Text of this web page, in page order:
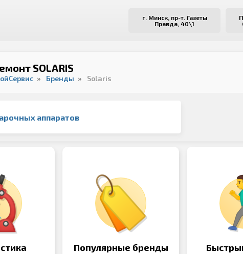
г. Минск, пр-т. Газеты
Правда, 40\1
SOLARIS
Бренды Solaris
аппаратов
Популярные бренды